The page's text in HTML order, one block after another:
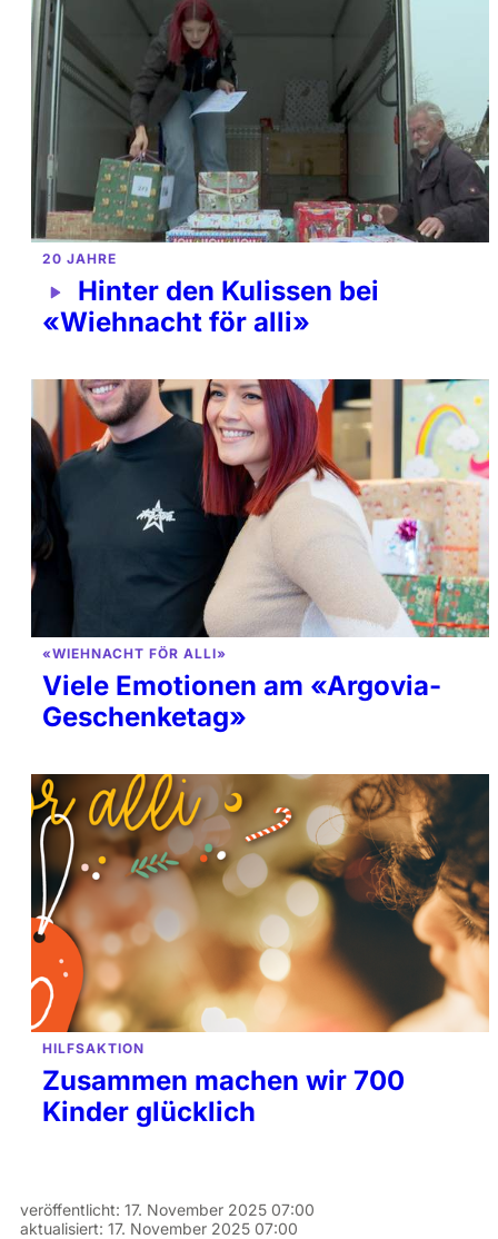
20 JAHRE
Hinter den Kulissen bei
«Wiehnacht för alli»
«WIEHNACHT FÖR ALLI»
Viele Emotionen am «Argovia-
Geschenketag»
HILFSAKTION
Zusammen machen wir 700
Kinder glücklich
veröffentlicht: 17. November 2025 07:00
aktualisiert: 17. November 2025 07:00